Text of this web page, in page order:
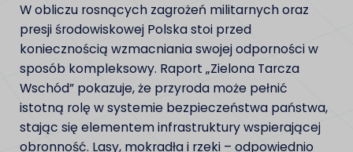
W obliczu rosnących zagrożeń militarnych oraz
presji środowiskowej Polska stoi przed
koniecznością wzmacniania swojej odporności w
sposób kompleksowy. Raport „Zielona Tarcza
Wschód” pokazuje, że przyroda może pełnić
istotną rolę w systemie bezpieczeństwa państwa,
stając się elementem infrastruktury wspierającej
obronność. Lasy, mokradła i rzeki – odpowiednio